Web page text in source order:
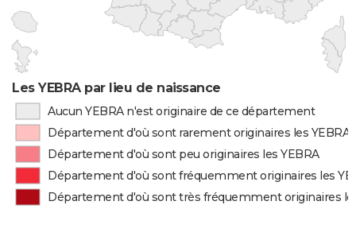
Les YEBRA par lieu de naissance
Aucun YEBRA n'est originaire de ce département
Département d'où sont rarement originaires les YEBRA
Département d'où sont peu originaires les YEBRA
Département d'où sont fréquemment originaires les
Département d'où sont très fréquemment originaires